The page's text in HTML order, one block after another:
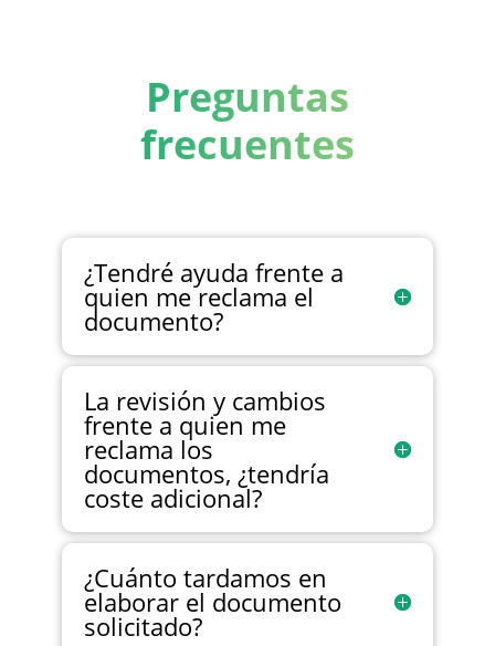
Preguntas
frecuentes
¿Tendré ayuda frente a
quien me reclama el
documento?
La revisión y cambios
frente a quien me
reclama los
documentos, ¿tendría
coste adicional?
¿Cuánto tardamos en
elaborar el documento
solicitado?